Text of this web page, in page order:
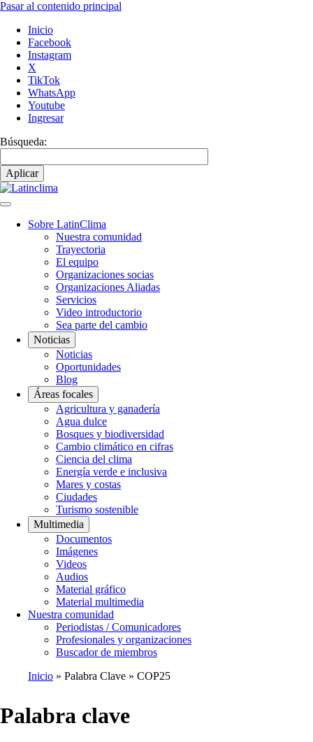
Pasar al contenido principal
Inicio
Facebook
Instagram
X
TikTok
WhatsApp
Youtube
Ingresar
Búsqueda:
Navegación
Sobre LatinClima
Nuestra comunidad
Trayectoria
El equipo
Organizaciones socias
Organizaciones Aliadas
Servicios
Video introductorio
Sea parte del cambio
Noticias
Noticias
Oportunidades
Blog
Áreas focales
Agricultura y ganadería
Agua dulce
Bosques y biodiversidad
Cambio climático en cifras
Ciencia del clima
Energía verde e inclusiva
Mares y costas
Ciudades
Turismo sostenible
Multimedia
Documentos
Imágenes
Videos
Audios
Material gráfico
Material multimedia
Nuestra comunidad
Periodistas / Comunicadores
Profesionales y organizaciones
Buscador de miembros
de
Inicio Palabra Clave COP25
Palabra clave